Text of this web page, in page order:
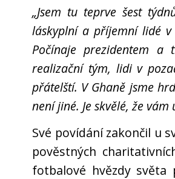
„Jsem tu teprve šest
láskyplní a příjemní lidé
Počínaje prezidentem
realizační tým, lidi v
přátelští. V Ghaně jsme
není jiné. Je skvělé, že
Své povídání zakončil u
pověstných
fotbalové hvězdy světa